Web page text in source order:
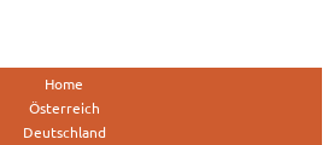
Home
Österreich
Deutschland